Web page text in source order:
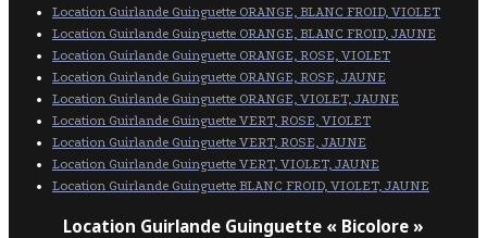
Location Guirlande Guinguette ORANGE, BLANC FROID, VIOLET
Location Guirlande Guinguette ORANGE, BLANC FROID, JAUNE
Location Guirlande Guinguette ORANGE, ROSE, VIOLET
Location Guirlande Guinguette ORANGE, ROSE, JAUNE
Location Guirlande Guinguette ORANGE, VIOLET, JAUNE
Location Guirlande Guinguette VERT, ROSE, VIOLET
Location Guirlande Guinguette VERT, ROSE, JAUNE
Location Guirlande Guinguette VERT, VIOLET, JAUNE
Location Guirlande Guinguette BLANC FROID, VIOLET, JAUNE
Location Guirlande Guinguette « Bicolore »